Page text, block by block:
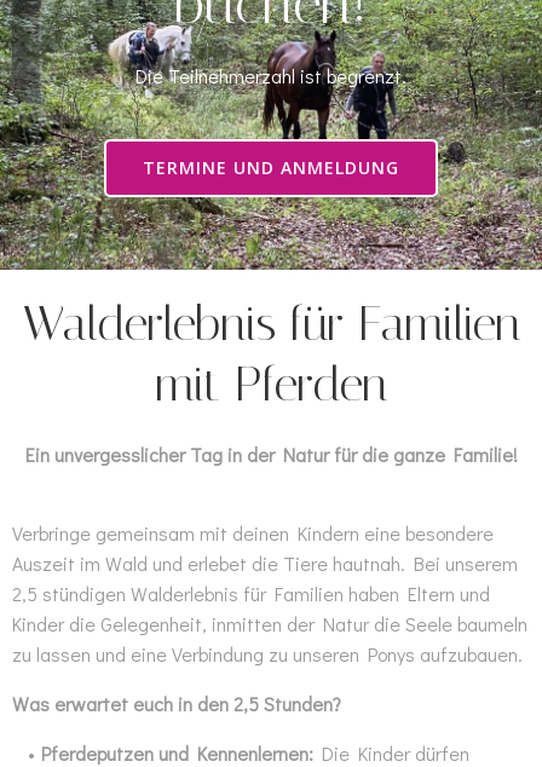
Die Teilnehmerzahl ist begrenzt.
TERMINE UND ANMELDUNG
Walderlebnis für Familien
mit Pferden
Ein unvergesslicher Tag in der Natur für die ganze Familie!
Verbringe gemeinsam mit deinen Kindern eine besondere
Auszeit im Wald und erlebet die Tiere hautnah. Bei unserem
2,5 stündigen Walderlebnis für Familien haben Eltern und
Kinder die Gelegenheit, inmitten der Natur die Seele baumeln
zu lassen und eine Verbindung zu unseren Ponys aufzubauen.
Was erwartet euch in den 2,5 Stunden?
Pferdeputzen und Kennenlernen:Die Kinder dürfen